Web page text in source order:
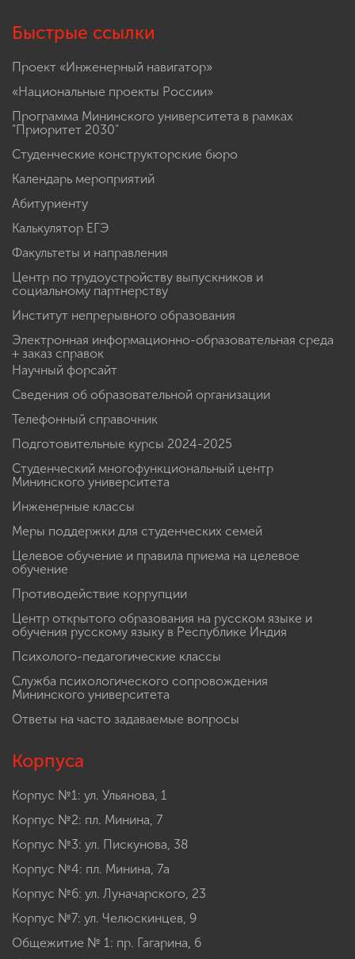
Быстрые ссылки
Проект «Инженерный навигатор»
«Национальные проекты России»
Программа Мининского университета в рамках
"Приоритет 2030"
Студенческие конструкторские бюро
Календарь мероприятий
Абитуриенту
Калькулятор ЕГЭ
Факультеты и направления
Центр по трудоустройству выпускников и
социальному партнерству
Институт непрерывного образования
Электронная информационно-образовательная среда
+ заказ справок
Научный форсайт
Сведения об образовательной организации
Телефонный справочник
Подготовительные курсы 2024-2025
Студенческий многофункциональный центр
Мининского университета
Инженерные классы
Меры поддержки для студенческих семей
Целевое обучение и правила приема на целевое
обучение
Противодействие коррупции
Центр открытого образования на русском языке и
обучения русскому языку в Республике Индия
Психолого-педагогические классы
Служба психологического сопровождения
Мининского университета
Ответы на часто задаваемые вопросы
Корпуса
Корпус №1: ул. Ульянова, 1
Корпус №2: пл. Минина, 7
Корпус №3: ул. Пискунова, 38
Корпус №4: пл. Минина, 7а
Корпус №6: ул. Луначарского, 23
Корпус №7: ул. Челюскинцев, 9
Общежитие № 1: пр. Гагарина, 6